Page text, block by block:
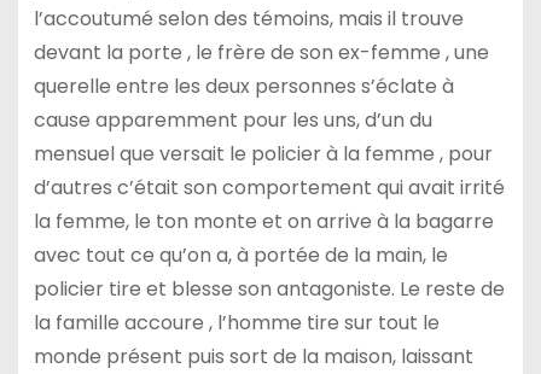
l’accoutumé selon des témoins, mais il trouve
devant la porte , le frère de son ex-femme , une
querelle entre les deux personnes s’éclate à
cause apparemment pour les uns, d’un du
mensuel que versait le policier à la femme , pour
d’autres c’était son comportement qui avait irrité
la femme, le ton monte et on arrive à la bagarre
avec tout ce qu’on a, à portée de la main, le
policier tire et blesse son antagoniste. Le reste de
la famille accoure , l’homme tire sur tout le
monde présent puis sort de la maison, laissant